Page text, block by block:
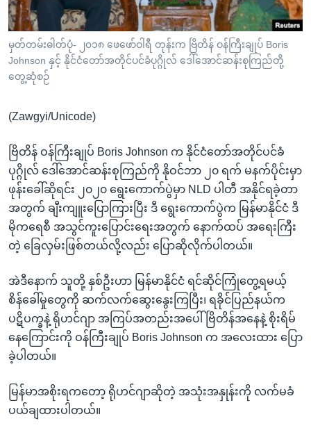
သို့
ကျော်
ကြည့်
ရန်
ရှာဖွေ
နေရာ
ကျော်
ရန်
ဗွီအိုအေ လူမှုကွန်ယက်များ
ဘာသာစကားများ
မှတ်တမ်းဓါတ်ပုံ- ၂၀၁၈ ဖေဖော်ဝါရီ တုန်းက ဗြိတိန် ဝန်ကြီးချုပ် Boris
Johnson နှင့် နိုင်ငံတော်အတိုင်ပင်ခံပုဂ္ဂိုလ် ဒေါ်အောင်ဆန်းစုကြည်တို့
တွေ့ဆုံစဉ်
(Zawgyi/Unicode)
ဗြိတိန် ဝန်ကြီးချုပ် Boris Johnson က နိုင်ငံတော်အတိုင်ပင်ခံ
ပုဂ္ဂိုလ် ဒေါ်အောင်ဆန်းစုကြည်ကို နိုဝင်ဘာ ၂၀ ရက် မနက်ပိုင်းမှာ
ဖုန်းခေါ်ဆိုရင်း ၂၀၂၀ ရွေးကောက်ပွဲမှာ NLD ပါတီ အနိုင်ရခဲ့တာ
အတွက် ချီးကျူးပြောကြားပြီး ဒီ ရွေးကောက်ပွဲက မြန်မာနိုင်ငံ ဒီ
မိုကရေစီ အသွင်ကူးပြောင်းရေးအတွက် နောက်ထပ် အရေးကြီး
တဲ့ ခြေလှမ်းဖြစ်တယ်လို့လည်း ပြောဆိုလိုက်ပါတယ်။
အဲဒီနောက် သူတို့ နှစ်ဦးဟာ မြန်မာနိုင်ငံ ရင်ဆိုင်ကြုံတွေ့ရမယ့်
စိန်ခေါ်မှုတွေကို ဆက်လက်ဆွေးနွေးကြပြီး၊ ရခိုင်ပြည်နယ်က
ပဋိပက္ခနဲ့ ရိုဟင်ဂျာ အကြပ်အတည်းအပေါ် ဗြိတိန်အနေနဲ့ စိုးရိမ်
နေကြောင်းကို ဝန်ကြီးချုပ် Boris Johnson က အလေးထား ပြော
ခဲ့ပါတယ်။
မြန်မာအစိုးရကတော့ ရိုဟင်ဂျာဆိုတဲ့ အသုံးအနှုန်းကို လက်မခံ
ပယ်ချထားပါတယ်။